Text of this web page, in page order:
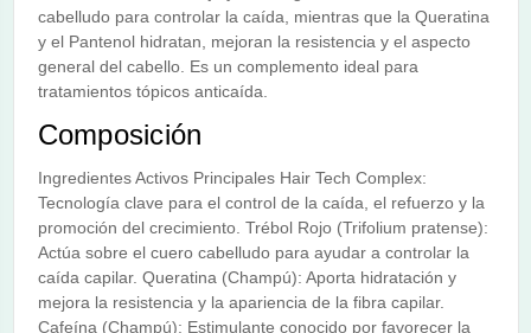
cabelludo para controlar la caída, mientras que la Queratina
y el Pantenol hidratan, mejoran la resistencia y el aspecto
general del cabello. Es un complemento ideal para
tratamientos tópicos anticaída.
Composición
Ingredientes Activos Principales Hair Tech Complex:
Tecnología clave para el control de la caída, el refuerzo y la
promoción del crecimiento. Trébol Rojo (Trifolium pratense):
Actúa sobre el cuero cabelludo para ayudar a controlar la
caída capilar. Queratina (Champú): Aporta hidratación y
mejora la resistencia y la apariencia de la fibra capilar.
Cafeína (Champú): Estimulante conocido por favorecer la